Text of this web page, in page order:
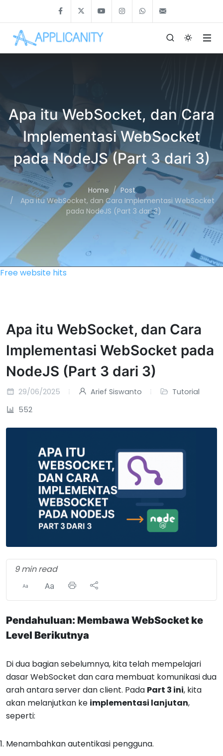
Apa itu WebSocket, dan Cara
Implementasi WebSocket
pada NodeJS (Part 3 dari 3)
Home
Post
Apa itu WebSocket, dan Cara Implementasi WebSocket
pada NodeJS (Part 3 dari 3)
Free website hits
Apa itu WebSocket, dan Cara
Implementasi WebSocket pada
NodeJS (Part 3 dari 3)
29/06/2025 Arief Siswanto
Tutorial
552
9 min read
Pendahuluan: Membawa WebSocket ke
Level Berikutnya
Di dua bagian sebelumnya, kita telah mempelajari
dasar WebSocket dan cara membuat komunikasi dua
arah antara server dan client. Pada Part 3 ini, kita
akan melanjutkan ke implementasi lanjutan,
seperti:
Menambahkan autentikasi pengguna.